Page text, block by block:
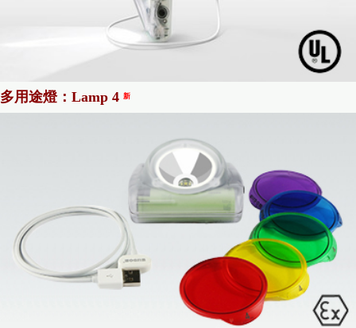
多用途燈：Lamp 4 新